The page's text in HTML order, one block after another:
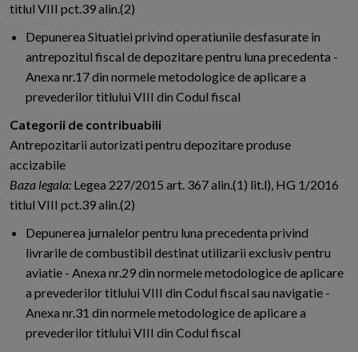
titlul VIII pct.39 alin.(2)
Depunerea Situatiei privind operatiunile desfasurate in
antrepozitul fiscal de depozitare pentru luna precedenta -
Anexa nr.17 din normele metodologice de aplicare a
prevederilor titlului VIII din Codul fiscal
Categorii de contribuabili
Antrepozitarii autorizati pentru depozitare produse
accizabile
Baza legala: Legea 227/2015 art. 367 alin.(1) lit.l), HG 1/2016
titlul VIII pct.39 alin.(2)
Depunerea jurnalelor pentru luna precedenta privind
livrarile de combustibil destinat utilizarii exclusiv pentru
aviatie - Anexa nr.29 din normele metodologice de aplicare
a prevederilor titlului VIII din Codul fiscal sau navigatie -
Anexa nr.31 din normele metodologice de aplicare a
prevederilor titlului VIII din Codul fiscal